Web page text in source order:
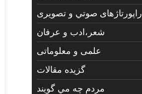
راپورتاژهای صوتي و تصويری
شعر،ادب و عرفان
علمی و معلوماتی
گزیده مقالات
مردم چه مي گويند